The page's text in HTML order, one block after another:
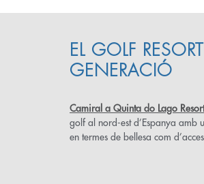
EL GOLF
GENERACIÓ
Camiral a Quinta do Lago
golf al nord-est d’Espanya amb
en termes de bellesa com